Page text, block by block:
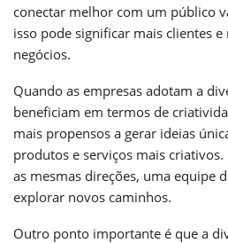
conectar melhor com um público
isso pode significar mais clientes
negócios.
Quando as empresas adotam a
beneficiam em termos de
mais propensos a gerar ideias
produtos e serviços mais
as mesmas direções, uma equipe
explorar novos caminhos.
Outro ponto importante é que a